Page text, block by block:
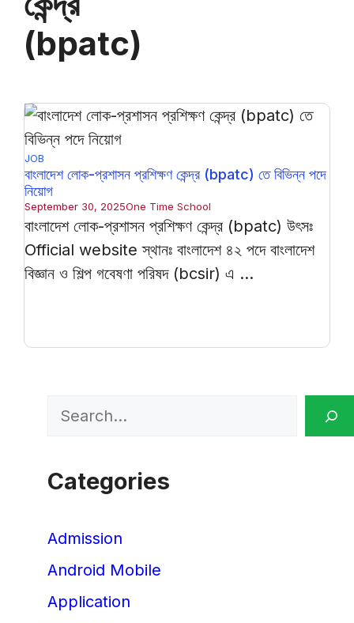
(bpatc)
JOB
বাংলাদেশ লোক-প্রশাসন প্রশিক্ষণ কেন্দ্র (bpatc) তে বিভিন্ন পদে
নিয়োগ
September 30, 2025One Time School
বাংলাদেশ লোক-প্রশাসন প্রশিক্ষণ কেন্দ্র (bpatc) উৎসঃ
Official website স্থানঃ বাংলাদেশ ৪২ পদে বাংলাদেশ
বিজ্ঞান ও শিল্প গবেষণা পরিষদ (bcsir) এ ...
Search
Categories
Admission
Android Mobile
Application